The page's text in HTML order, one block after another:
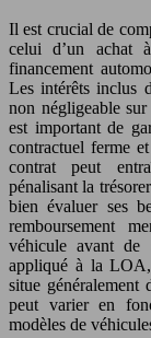
Il est crucial de
celui d’un achat
financement
Les intérêts inclus
non négligeable
est important de
contractuel ferme
contrat peut
pénalisant la
bien évaluer ses
remboursement
véhicule avant de
appliqué à la
situe
peut varier en
modèles de